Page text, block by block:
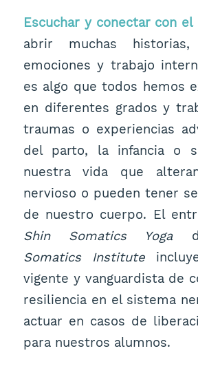
Escuchar y conectar con el
abrir muchas historias,
emociones y trabajo
es algo que todos hemos
en diferentes grados y
traumas o experiencias
del parto, la infancia o
nuestra vida que
nervioso o pueden tener
de nuestro cuerpo. El
Shin Somatics Yoga
Somatics Institute
vigente y vanguardista de
resiliencia en el sistema
actuar en casos de
para nuestros alumnos.